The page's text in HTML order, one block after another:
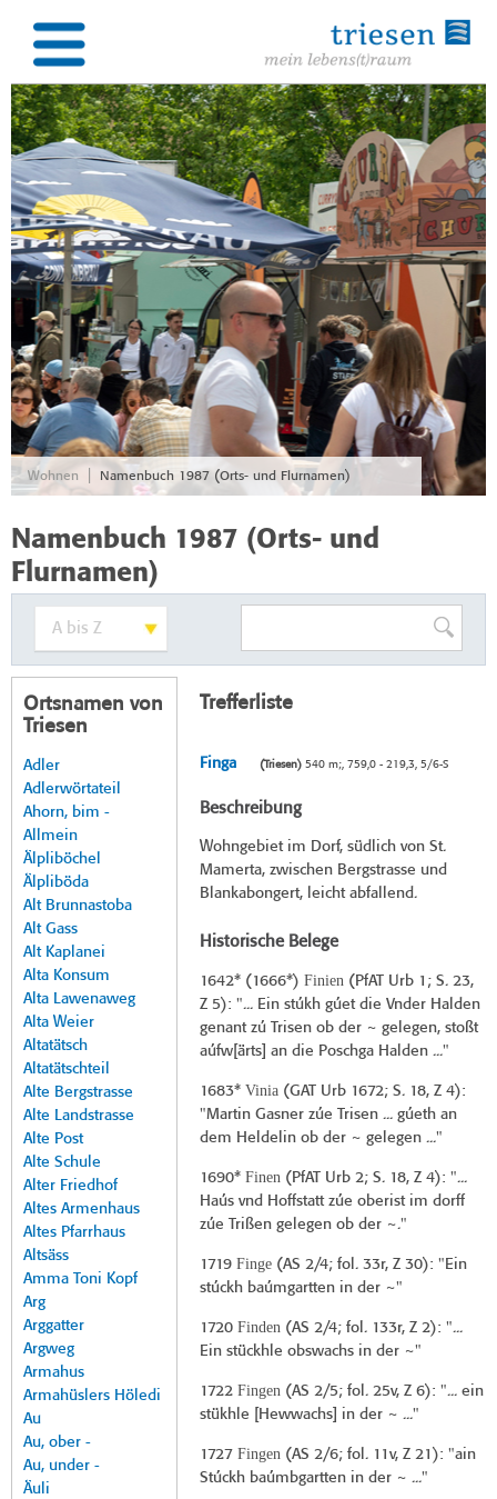
Wohnen Namenbuch 1987 (Orts- und Flurnamen)
Namenbuch 1987 (Orts- und
Flurnamen)
Ortsnamen von
Triesen
Adler
Adlerwörtateil
Ahorn, bim -
Allmein
Älpliböchel
Älpliböda
Alt Brunnastoba
Alt Gass
Alt Kaplanei
Alta Konsum
Alta Lawenaweg
Alta Weier
Altatätsch
Altatätschteil
Alte Bergstrasse
Alte Landstrasse
Alte Post
Alte Schule
Alter Friedhof
Altes Armenhaus
Altes Pfarrhaus
Altsäss
Amma Toni Kopf
Arg
Arggatter
Argweg
Armahus
Armahüslers Höledi
Au
Au, ober -
Au, under -
Äuli
Trefferliste
Finga (Triesen)540 m;, 759,0 - 219,3, 5/6-S
Beschreibung
Wohngebiet im Dorf, südlich von St.
Mamerta, zwischen Bergstrasse und
Blankabongert, leicht abfallend.
Historische Belege
1642* ( 1666*) Finien(PfAT Urb 1; S. 23,
Z 5): "... Ein stúkh gúet die Vnder Halden
genant zú Trisen ob der ~ gelegen, stoßt
aúfw[ärts] an die Poschga Halden ..."
1683* Vinia(GAT Urb 1672; S. 18, Z 4):
"Martin Gasner zúe Trisen ... gúeth an
dem Heldelin ob der ~ gelegen ..."
1690* Finen( PfAT Urb 2; S. 18, Z 4): "...
Haús vnd Hoffstatt zúe oberist im dorff
zúe Trißen gelegen ob der ~."
1719 Finge(AS 2/4; fol. 33r, Z 30): "Ein
stúckh baúmgartten in der ~"
1720 Finden(AS 2/4; fol. 133r, Z 2): "...
Ein stückhle obswachs in der ~"
1722 Fingen(AS 2/5; fol. 25v, Z 6): "... ein
stükhle [Hewwachs] in der ~ ..."
1727 Fingen(AS 2/6; fol. 11v, Z 21): "ain
Stúckh baúmbgartten in der ~ ..."